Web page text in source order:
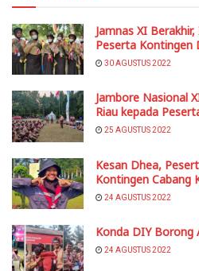
Jamnas XI
Peserta Kontingen
30 AGUSTUS 2022
Jambore Nasional
Riau kepada
25 AGUSTUS 2022
Kesan Dhea,
Kontingen Cabang
24 AGUSTUS 2022
Konda DIY Borong
24 AGUSTUS 2022